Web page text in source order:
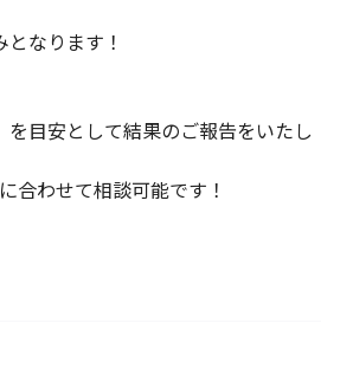
なります！
を目安として結果のご報告をいたし
合わせて相談可能です！